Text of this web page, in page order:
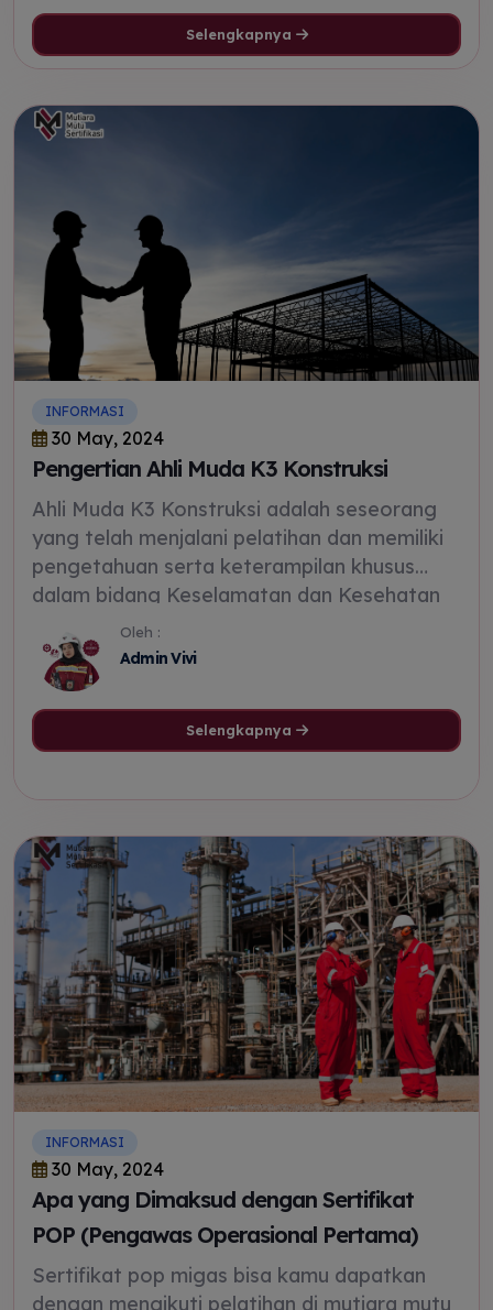
Selengkapnya
INFORMASI
30 May, 2024
Pengertian Ahli Muda K3 Konstruksi
Ahli Muda K3 Konstruksi adalah seseorang
yang telah menjalani pelatihan dan memiliki
pengetahuan serta keterampilan khusus
dalam bidang Keselamatan dan Kesehatan
Kerja (K3) yang berlaku di industri konstruksi
Oleh :
Admin Vivi
Selengkapnya
INFORMASI
30 May, 2024
Apa yang Dimaksud dengan Sertifikat
POP (Pengawas Operasional Pertama)
Sertifikat pop migas bisa kamu dapatkan
dengan mengikuti pelatihan di mutiara mutu